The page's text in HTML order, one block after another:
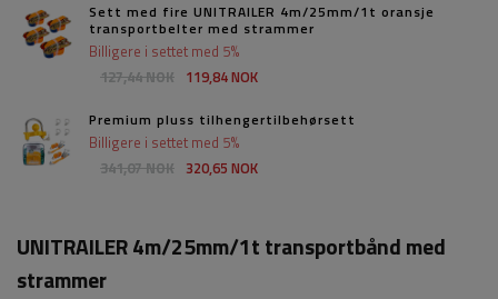
Sett med fire UNITRAILER 4m/25mm/1t oransje
transportbelter med strammer
127,44 NOK 119,84 NOK
Billigere i settet med 5%
Premium pluss tilhengertilbehørsett
341,07 NOK 320,65 NOK
Billigere i settet med 5%
UNITRAILER 4m/25mm/1t transportbånd med
strammer